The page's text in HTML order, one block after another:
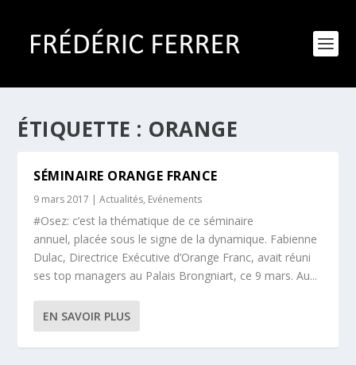
ÉTIQUETTE : ORANGE
SÉMINAIRE ORANGE FRANCE
9 mars 2017 |Actualités, Evénements
#Osez: c’est la thématique de ce séminaire
annuel, placée sous le signe de la dynamique. Fabienne
Dulac, Directrice Exécutive d’Orange Franc, avait réuni
ses top managers au Palais Brongniart, ce 9 mars. Au...
EN SAVOIR PLUS